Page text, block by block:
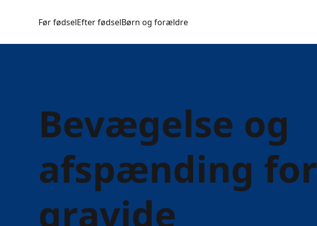
Før fødselEfter fødselBørn og forældre
Bevægelse og
afspænding for
gravide